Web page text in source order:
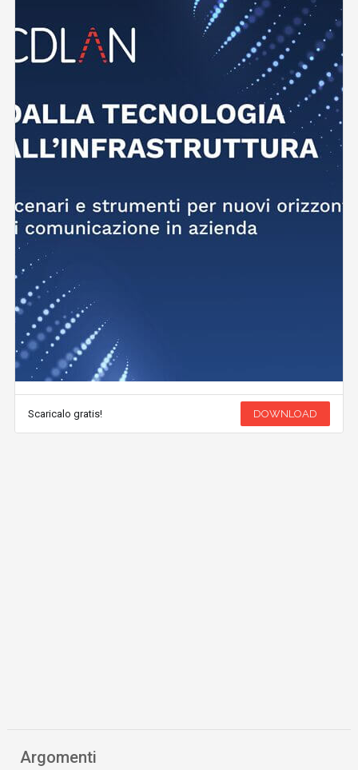
Scaricalo gratis! DOWNLOAD
Argomenti